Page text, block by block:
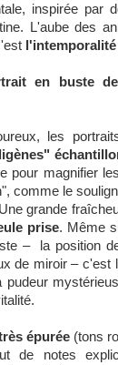
inspirée par
L'aube des
en buste
les
pour magnifier
comme le
grande
prise. Même
– la position
de miroir –
pudeur
épurée (tons
de notes